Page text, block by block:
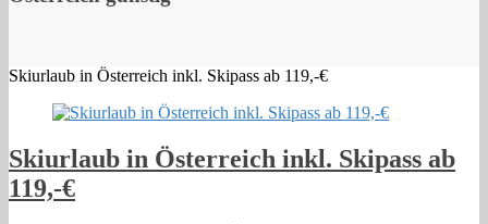
Skiurlaub in Österreich inkl. Skipass ab 119,-€
Skiurlaub in Österreich inkl. Skipass ab
119,-€